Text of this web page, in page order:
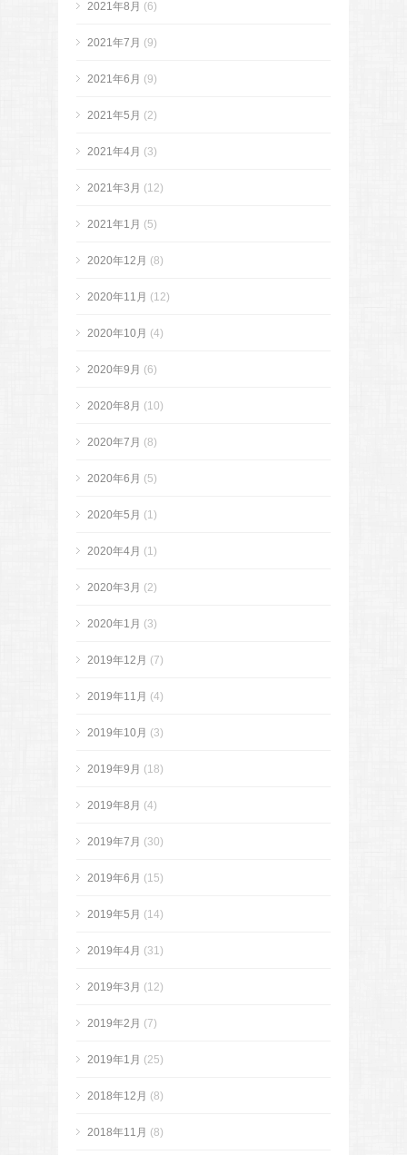
2021年8月 (6)
2021年7月 (9)
2021年6月 (9)
2021年5月 (2)
2021年4月 (3)
2021年3月 (12)
2021年1月 (5)
2020年12月 (8)
2020年11月 (12)
2020年10月 (4)
2020年9月 (6)
2020年8月 (10)
2020年7月 (8)
2020年6月 (5)
2020年5月 (1)
2020年4月 (1)
2020年3月 (2)
2020年1月 (3)
2019年12月 (7)
2019年11月 (4)
2019年10月 (3)
2019年9月 (18)
2019年8月 (4)
2019年7月 (30)
2019年6月 (15)
2019年5月 (14)
2019年4月 (31)
2019年3月 (12)
2019年2月 (7)
2019年1月 (25)
2018年12月 (8)
2018年11月 (8)